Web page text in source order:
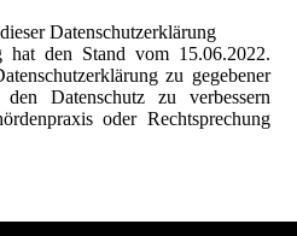
Datenschutzerklärung
hat den Stand vom 15.06.2022.
zu gegebener
Datenschutz zu verbessern
oder Rechtsprechung